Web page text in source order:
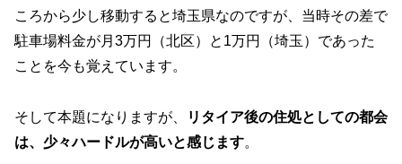
ころから少し移動すると埼玉県なのですが、当時その差で
駐車場料金が月3万円（北区）と1万円（埼玉）であった
ことを今も覚えています。
そして本題になりますが、
リタイア後の住処としての都会
は、少々ハードルが高いと感じます。